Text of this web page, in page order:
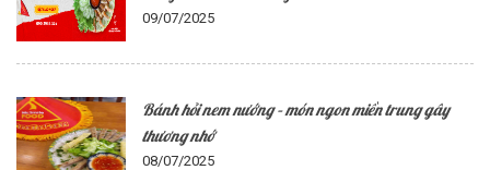
09/07/2025
Bánh hỏi nem nướng – món ngon miền trung gây
thương nhớ
08/07/2025